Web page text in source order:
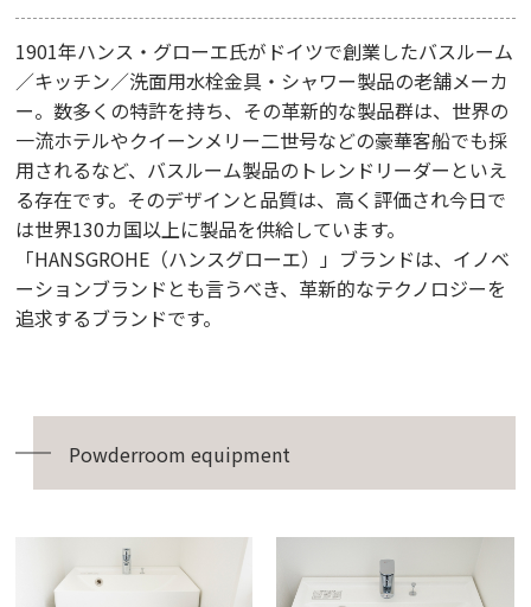
1901年ハンス・グローエ氏がドイツで創業したバスルーム
／キッチン／洗面用水栓金具・シャワー製品の老舗メーカ
ー。数多くの特許を持ち、その革新的な製品群は、世界の
一流ホテルやクイーンメリー二世号などの豪華客船でも採
用されるなど、バスルーム製品のトレンドリーダーといえ
る存在です。そのデザインと品質は、高く評価され今日で
は世界130カ国以上に製品を供給しています。
「HANSGROHE（ハンスグローエ）」ブランドは、イノベ
ーションブランドとも言うべき、革新的なテクノロジーを
追求するブランドです。
Powderroom equipment